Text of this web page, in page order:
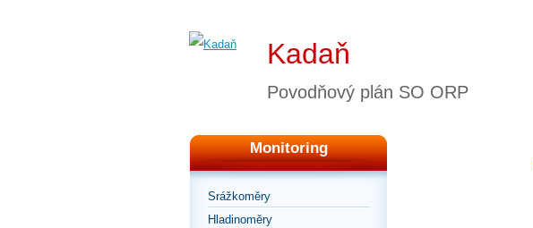
Kadaň
Povodňový plán SO ORP
Monitoring
Srážkoměry
Hladinoměry